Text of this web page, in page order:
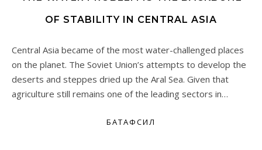
OF STABILITY IN CENTRAL ASIA
Central Asia became of the most water-challenged places
on the planet. The Soviet Union’s attempts to develop the
deserts and steppes dried up the Aral Sea. Given that
agriculture still remains one of the leading sectors in…
БАТАФСИЛ